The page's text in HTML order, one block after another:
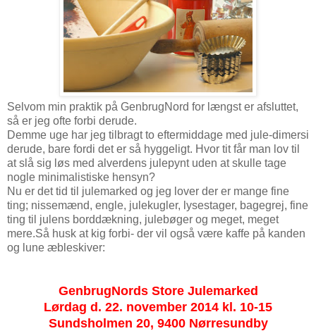
Selvom min praktik på GenbrugNord for længst er afsluttet,
så er jeg ofte forbi derude.
Demme uge har jeg tilbragt to eftermiddage med jule-dimersi
derude, bare fordi det er så hyggeligt. Hvor tit får man lov til
at slå sig løs med alverdens julepynt uden at skulle tage
nogle minimalistiske hensyn?
Nu er det tid til julemarked og jeg lover der er mange fine
ting; nissemænd, engle, julekugler, lysestager, bagegrej, fine
ting til julens borddækning, julebøger og meget, meget
mere.Så husk at kig forbi- der vil også være kaffe på kanden
og lune æbleskiver:
GenbrugNords Store Julemarked
Lørdag d. 22. november 2014 kl. 10-15
Sundsholmen 20, 9400 Nørresundby